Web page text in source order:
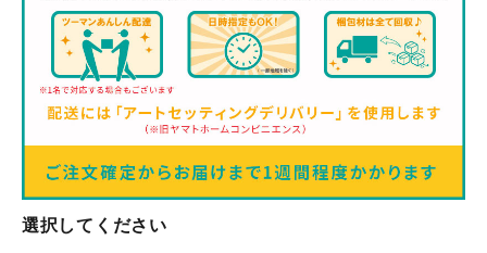
選択してください